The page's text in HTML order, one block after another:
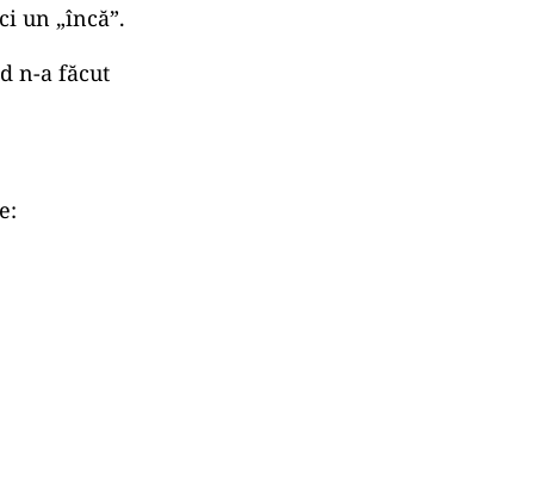
un „încă”.
n-a făcut